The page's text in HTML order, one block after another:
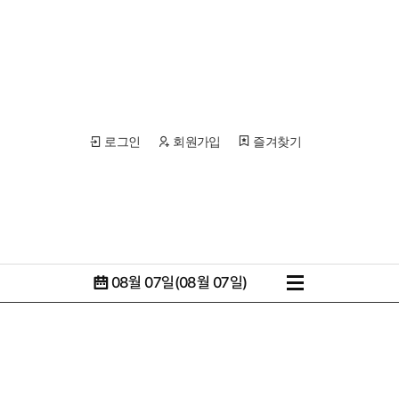
로그인 회원가입 즐겨찾기
08월 07일(08월 07일)